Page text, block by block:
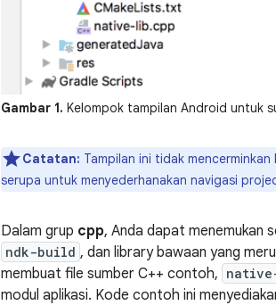
Gambar 1. Kelompok tampilan Android untuk
Catatan: Tampilan ini tidak
serupa untuk menyederhanakan navigasi
Dalam grup cpp, Anda dapat menemukan
ndk-build , dan library bawaan yang
membuat file sumber C++ contoh,
modul aplikasi. Kode contoh ini